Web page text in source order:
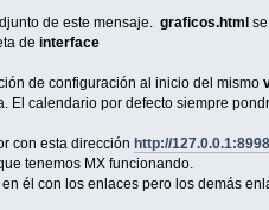
de este mensaje. graficos.htmlse
de interface
de configuración al inicio del mismo
El calendario por defecto siempre
con esta dirección http://
tenemos MX funcionando.
él con los enlaces pero los demás